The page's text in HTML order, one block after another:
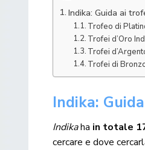
Indika: Guida ai
Trofeo di
Trofei d’Oro
Trofei
Trofei di
Indika:
Indikaha in totale
cercare e dove